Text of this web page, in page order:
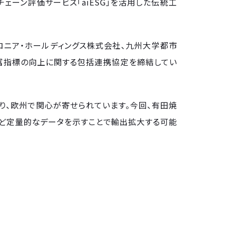
ア・ホールディングス株式会社、九州大学都市
標の向上に関する包括連携協定を締結してい
欧州で関心が寄せられています。今回、有田焼
定量的なデータを示すことで輸出拡大する可能